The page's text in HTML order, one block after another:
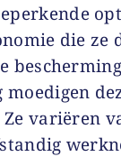
die ze
variëren